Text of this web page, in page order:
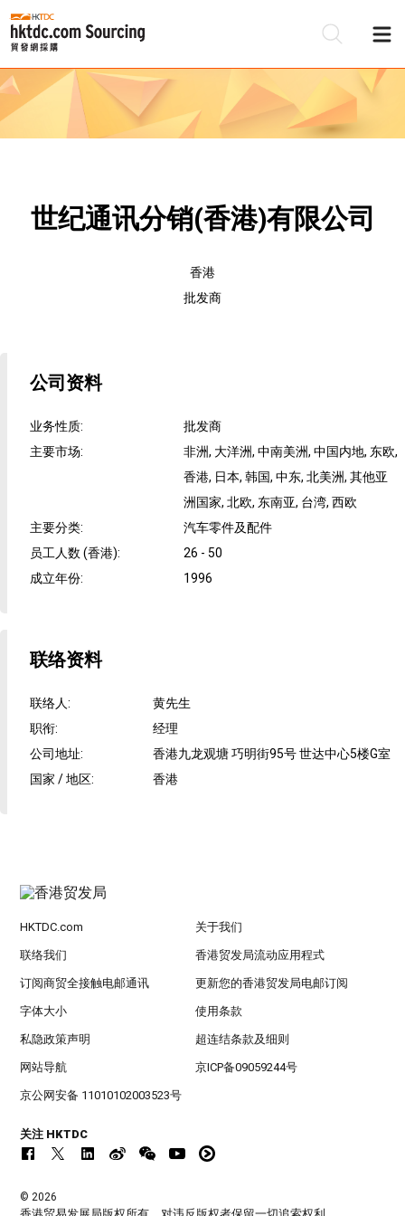
世纪通讯分销(香港)有限公司
香港
批发商
公司资料
业务性质:
批发商
主要市场:
非洲, 大洋洲, 中南美洲, 中国内地, 东欧,
香港, 日本, 韩国, 中东, 北美洲, 其他亚
洲国家, 北欧, 东南亚, 台湾, 西欧
主要分类:
汽车零件及配件
员工人数 (香港):
26 - 50
成立年份: 1996
联络资料
联络人:
黄先生
职衔:
经理
公司地址:
香港九龙观塘 巧明街95号 世达中心5楼G室
国家 / 地区: 香港
HKTDC.com 关于我们
联络我们 香港贸发局流动应用程式
订阅商贸全接触电邮通讯 更新您的香港贸发局电邮订阅
字体大小 使用条款
私隐政策声明 超连结条款及细则
网站导航 京ICP备09059244号
京公网安备 11010102003523号
关注 HKTDC
© 2026